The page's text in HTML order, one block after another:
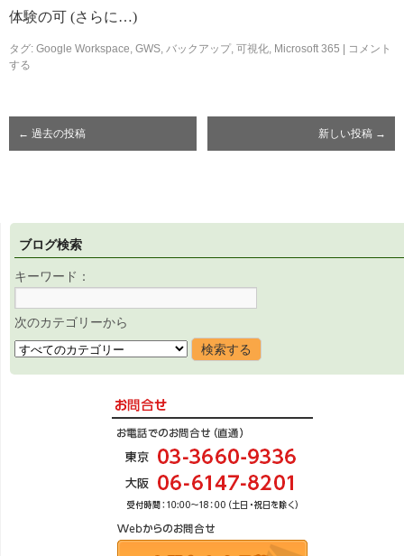
体験の可 (さらに…)
タグ: Google Workspace, GWS, バックアップ, 可視化, Microsoft 365
コメント
する
← 過去の投稿 新しい投稿 →
ブログ検索
キーワード：
次のカテゴリーから